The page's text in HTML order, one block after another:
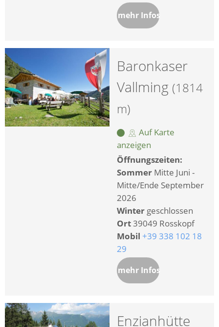
mehr Infos
Baronkaser
Vallming (1814
m)
Auf Karte
anzeigen
Öffnungszeiten:
Sommer Mitte Juni -
Mitte/Ende September
2026
Winter geschlossen
Ort39049 Rosskopf
Mobil +39 338 102 18
29
mehr Infos
Enzianhütte